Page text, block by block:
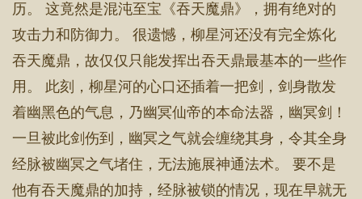
历。 这竟然是混沌至宝《吞天魔鼎》，拥有绝对的
攻击力和防御力。 很遗憾，柳星河还没有完全炼化
吞天魔鼎，故仅仅只能发挥出吞天鼎最基本的一些作
用。 此刻，柳星河的心口还插着一把剑，剑身散发
着幽黑色的气息，乃幽冥仙帝的本命法器，幽冥剑！
一旦被此剑伤到，幽冥之气就会缠绕其身，令其全身
经脉被幽冥之气堵住，无法施展神通法术。 要不是
他有吞天魔鼎的加持，经脉被锁的情况，现在早就无